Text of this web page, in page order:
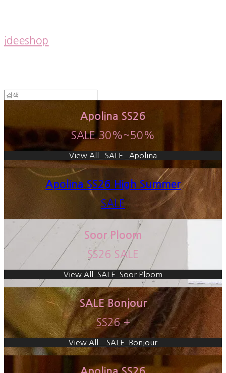
ideeshop
Apolina SS26
SALE 30%~50%
View All_ SALE _Apolina
Apolina SS26 High Summer
SALE
Soor Ploom
SS26 SALE
View All_SALE_Soor Ploom
SALE Bonjour
SS26 +
View All__SALE_Bonjour